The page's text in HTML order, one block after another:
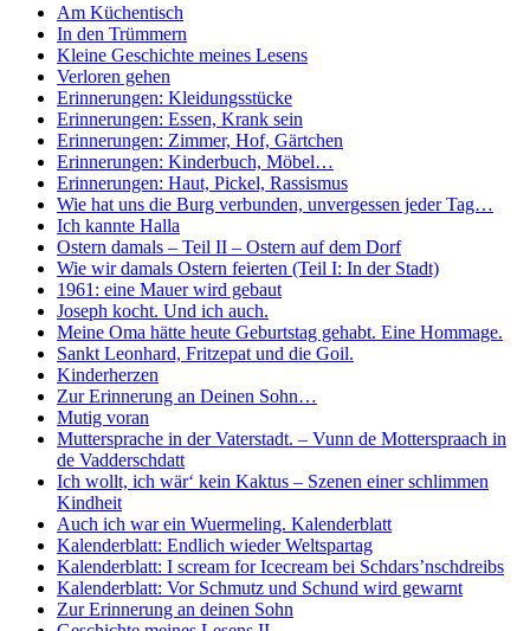
Am Küchentisch
In den Trümmern
Kleine Geschichte meines Lesens
Verloren gehen
Erinnerungen: Kleidungsstücke
Erinnerungen: Essen, Krank sein
Erinnerungen: Zimmer, Hof, Gärtchen
Erinnerungen: Kinderbuch, Möbel…
Erinnerungen: Haut, Pickel, Rassismus
Wie hat uns die Burg verbunden, unvergessen jeder Tag…
Ich kannte Halla
Ostern damals – Teil II – Ostern auf dem Dorf
Wie wir damals Ostern feierten (Teil I: In der Stadt)
1961: eine Mauer wird gebaut
Joseph kocht. Und ich auch.
Meine Oma hätte heute Geburtstag gehabt. Eine Hommage.
Sankt Leonhard, Fritzepat und die Goil.
Kinderherzen
Zur Erinnerung an Deinen Sohn…
Mutig voran
Muttersprache in der Vaterstadt. – Vunn de Motterspraach in
de Vadderschdatt
Ich wollt, ich wär‘ kein Kaktus – Szenen einer schlimmen
Kindheit
Auch ich war ein Wuermeling. Kalenderblatt
Kalenderblatt: Endlich wieder Weltspartag
Kalenderblatt: I scream for Icecream bei Schdars’nschdreibs
Kalenderblatt: Vor Schmutz und Schund wird gewarnt
Zur Erinnerung an deinen Sohn